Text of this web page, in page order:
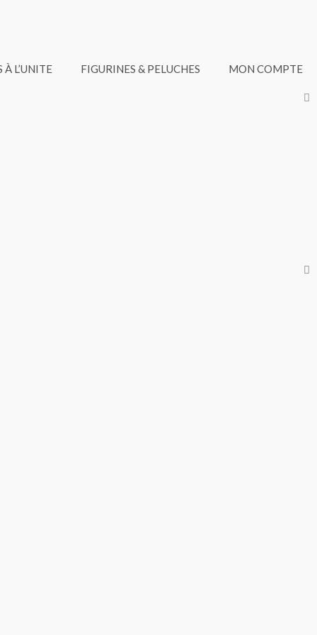
À L’UNITE FIGURINES & PELUCHES MON COMPTE